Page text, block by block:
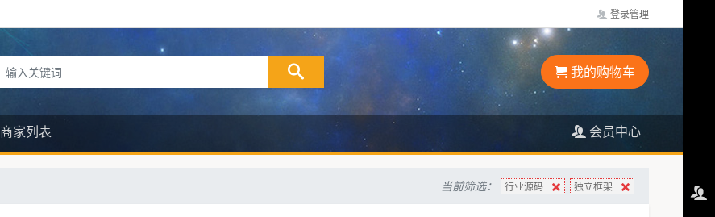
登录管理
我的购物车
商家列表 会员中心
当前筛选： 行业源码 独立框架